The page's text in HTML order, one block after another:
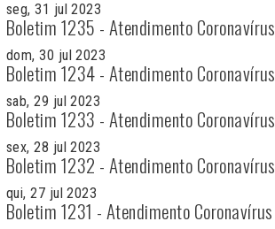
seg, 31 jul 2023
Boletim 1235 - Atendimento Coronavírus
dom, 30 jul 2023
Boletim 1234 - Atendimento Coronavírus
sab, 29 jul 2023
Boletim 1233 - Atendimento Coronavírus
sex, 28 jul 2023
Boletim 1232 - Atendimento Coronavírus
qui, 27 jul 2023
Boletim 1231 - Atendimento Coronavírus